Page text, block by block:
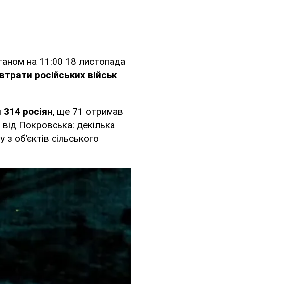
на 11:00 18 листопада
російських військ
314 росіян, ще 71 отримав
Покровська: декілька
об’єктів сільського